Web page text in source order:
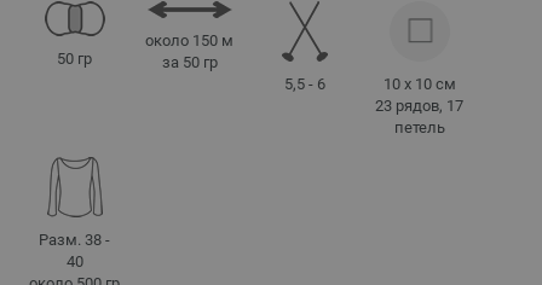
50 гр
около 150 м
за 50 гр
5,5 - 6
10 x 10 см
23 рядов, 17
петель
Разм. 38 -
40